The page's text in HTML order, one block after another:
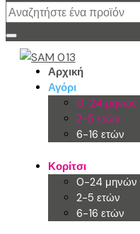
Αρχική
Αγόρι
0-24 μηνών
2-5 ετών
6-16 ετών
Κορίτσι
0-24 μηνών
2-5 ετών
6-16 ετών